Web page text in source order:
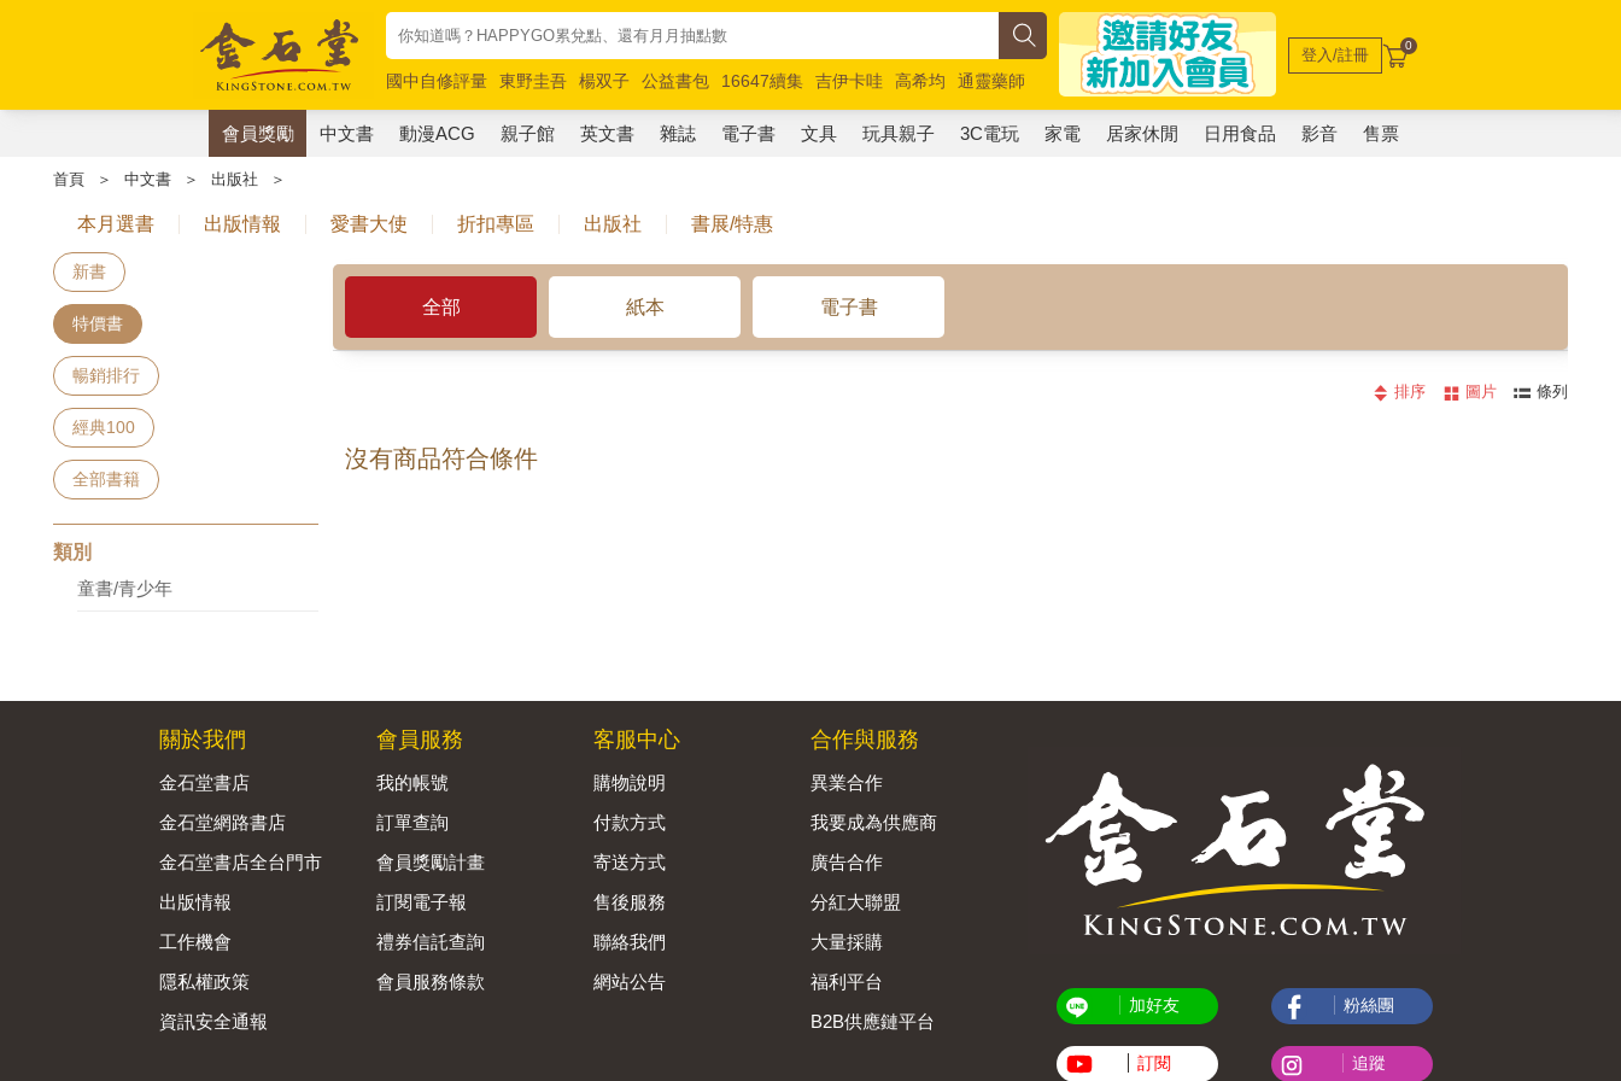
國中自修評量 東野圭吾 楊双子 公益書包 16647續集 吉伊卡哇 高希均
通靈藥師
唯紅花綻放
奧德賽 路邊攤新作 馬斯克 玩具總動員5 超慢跑
登入/註冊 0
會員獎勵 中文書 動漫ACG 親子館 英文書 雜誌 電子書 文具 玩具親子 3C電玩 家電 居家休閒 日用食品 影音 售票
首頁 ＞ 中文書 ＞ 出版社 ＞
本月選書 出版情報 愛書大使 折扣專區 出版社 書展/特惠
新書
特價書
暢銷排行
經典100
全部書籍
類別
童書/青少年
全部 紙本 電子書
排序 圖片 條列
沒有商品符合條件
關於我們
金石堂書店
金石堂網路書店
金石堂書店全台門市
出版情報
工作機會
隱私權政策
資訊安全通報
會員服務
我的帳號
訂單查詢
會員獎勵計畫
訂閱電子報
禮券信託查詢
會員服務條款
客服中心
購物說明
付款方式
寄送方式
售後服務
聯絡我們
網站公告
合作與服務
異業合作
我要成為供應商
廣告合作
分紅大聯盟
大量採購
福利平台
B2B供應鏈平台
加好友
訂閱
粉絲團
追蹤